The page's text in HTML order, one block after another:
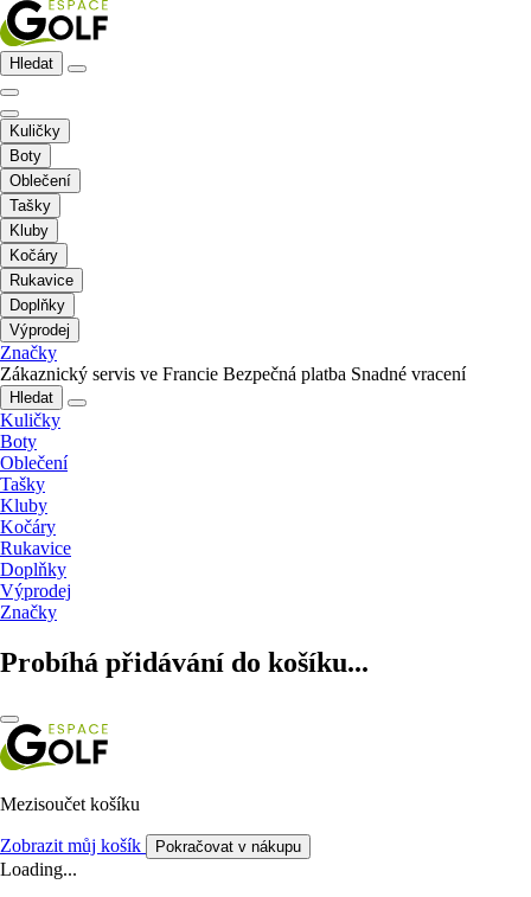
Hledat
Kuličky
Boty
Oblečení
Tašky
Kluby
Kočáry
Rukavice
Doplňky
Výprodej
Značky
Zákaznický servis ve Francie Bezpečná platba Snadné vracení
Hledat
Kuličky
Boty
Oblečení
Tašky
Kluby
Kočáry
Rukavice
Doplňky
Výprodej
Značky
Probíhá přidávání do košíku...
Mezisoučet košíku
Zobrazit můj košík Pokračovat v nákupu
Loading...